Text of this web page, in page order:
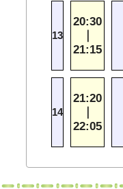
13
20:30
21:15
14
21:20
22:05